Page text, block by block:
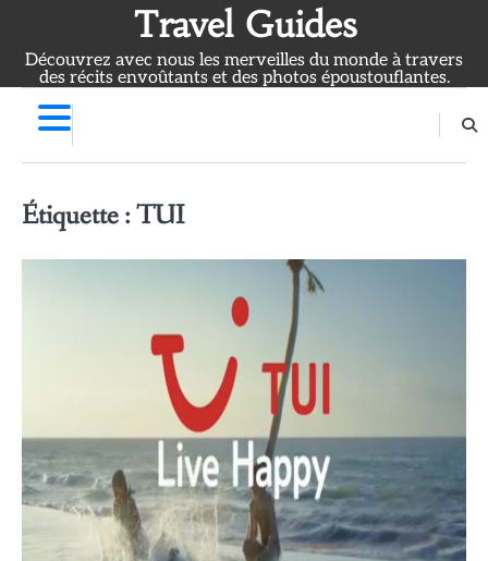
content
Travel Guides
Découvrez avec nous les merveilles du monde à travers
des récits envoûtants et des photos époustouflantes.
Étiquette :TUI